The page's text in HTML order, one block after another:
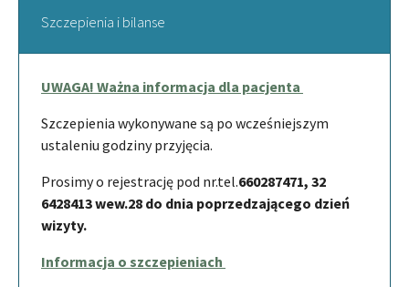
Szczepienia i bilanse
UWAGA! Ważna informacja dla pacjenta
Szczepienia wykonywane są po wcześniejszym
ustaleniu godziny przyjęcia.
Prosimy o rejestrację pod nr.tel.660287471, 32
6428413 wew.28 do dnia poprzedzającego dzień
wizyty.
Informacja o szczepieniach